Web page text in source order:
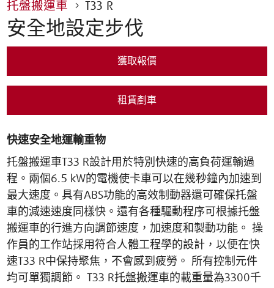
托盤搬運車 T33 R
安全地設定步伐
獲取報價
租賃剷車
快速安全地運輸重物
托盤搬運車T33 R設計用於特別快速的高負荷運輸過
程。兩個6.5 kW的電機使卡車可以在幾秒鐘內加速到
最大速度。具有ABS功能的高效制動器還可確保托盤
車的減速速度同樣快。還有各種驅動程序可根據托盤
搬運車的行進方向調節速度，加速度和製動功能。 操
作員的工作站採用符合人體工程學的設計，以便在快
速T33 R中保持聚焦，不會感到疲勞。 所有控制元件
均可單獨調節。 T33 R托盤搬運車的載重量為3300千